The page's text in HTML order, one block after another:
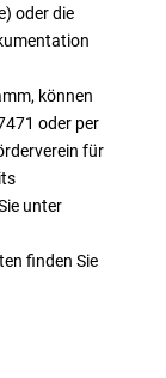
oder die
können
oder per
für
unter
finden Sie